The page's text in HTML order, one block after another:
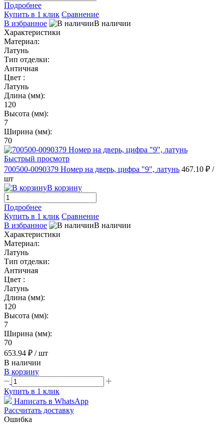
Подробнее
Купить в 1 клик Сравнение
В избранное
В наличии
Характеристики
Материал:
Латунь
Тип отделки:
Античная
Цвет :
Латунь
Длина (мм):
120
Высота (мм):
7
Ширина (мм):
70
Быстрый просмотр
700500-0090379 Номер на дверь, цифра "9", латунь 467.10 ₽ /
шт
В корзину
Подробнее
Купить в 1 клик Сравнение
В избранное
В наличии
Характеристики
Материал:
Латунь
Тип отделки:
Античная
Цвет :
Латунь
Длина (мм):
120
Высота (мм):
7
Ширина (мм):
70
653.94 ₽ / шт
В наличии
В корзину
Купить в 1 клик
Написать в WhatsApp
Рассчитать доставку
Ошибка